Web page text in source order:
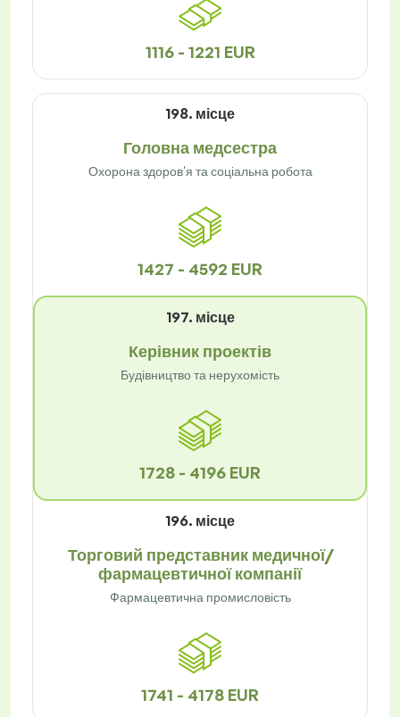
1116 - 1221 EUR
198. місце
Головна медсестра
Охорона здоров'я та соціальна робота
1427 - 4592 EUR
197. місце
Керівник проектів
Будівництво та нерухомість
1728 - 4196 EUR
196. місце
Торговий представник медичної/
фармацевтичної компанії
Фармацевтична промисловість
1741 - 4178 EUR